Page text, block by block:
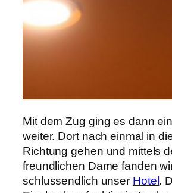
Mit dem Zug ging es dann
weiter. Dort nach einmal in
Richtung gehen und mittels
freundlichen Dame fanden
schlussendlich unser Hotel .